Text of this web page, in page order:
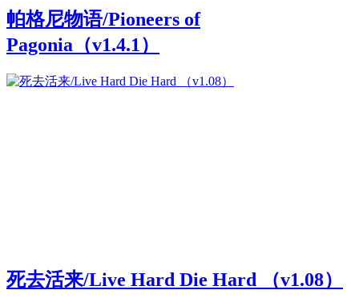
帕格尼物语/Pioneers of
Pagonia（v1.4.1）
死去活来/Live Hard Die Hard （v1.08）